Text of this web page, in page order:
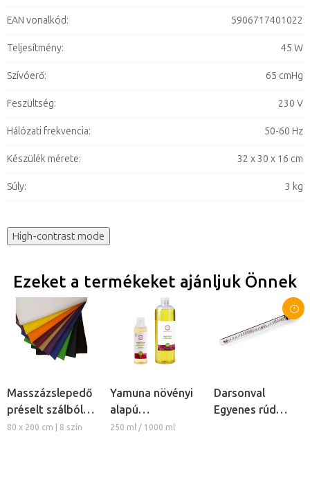
EAN vonalkód: 5906717401022
Teljesítmény: 45 W
Szívóerő: 65 cmHg
Feszültség: 230 V
Hálózati frekvencia: 50-60 Hz
Készülék mérete: 32 x 30 x 16 cm
Súly: 3 kg
High-contrast mode
Ezeket a termékeket ajánljuk Önnek
Masszázslepedő
préselt szálból,
5db
80 x 200 cm | 8 szín
Yamuna növényi
alapú
masszázsolaj -
250 ml / 1000 ml
Darsonval
Egyenes rúd